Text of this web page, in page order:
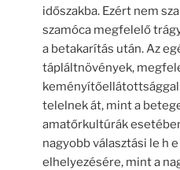
időszakba. Ezért nem
szamóca megfelelő
a betakarítás után. Az
tápláltnövények,
telelnek át, mint a
amatőrkultúrák
nagyobb választási le h
elhelyezésére, mint a